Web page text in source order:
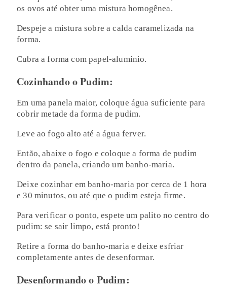
os ovos até obter uma mistura homogênea.
Despeje a mistura sobre a calda caramelizada na
forma.
Cubra a forma com papel-alumínio.
Cozinhando o Pudim:
Em uma panela maior, coloque água suficiente para
cobrir metade da forma de pudim.
Leve ao fogo alto até a água ferver.
Então, abaixe o fogo e coloque a forma de pudim
dentro da panela, criando um banho-maria.
Deixe cozinhar em banho-maria por cerca de 1 hora
e 30 minutos, ou até que o pudim esteja firme.
Para verificar o ponto, espete um palito no centro do
pudim: se sair limpo, está pronto!
Retire a forma do banho-maria e deixe esfriar
completamente antes de desenformar.
Desenformando o Pudim: